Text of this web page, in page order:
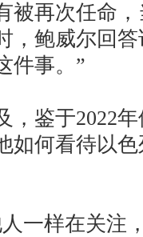
再次任命，
，鲍威尔回
件事。”
鉴于2022年
如何看待以
样在关注